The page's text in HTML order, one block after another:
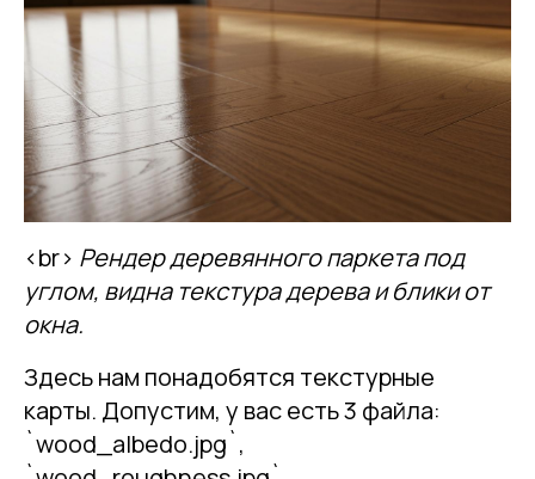
<br> Рендер деревянного паркета под
углом, видна текстура дерева и блики от
окна.
Здесь нам понадобятся текстурные
карты. Допустим, у вас есть 3 файла:
`wood_albedo.jpg`,